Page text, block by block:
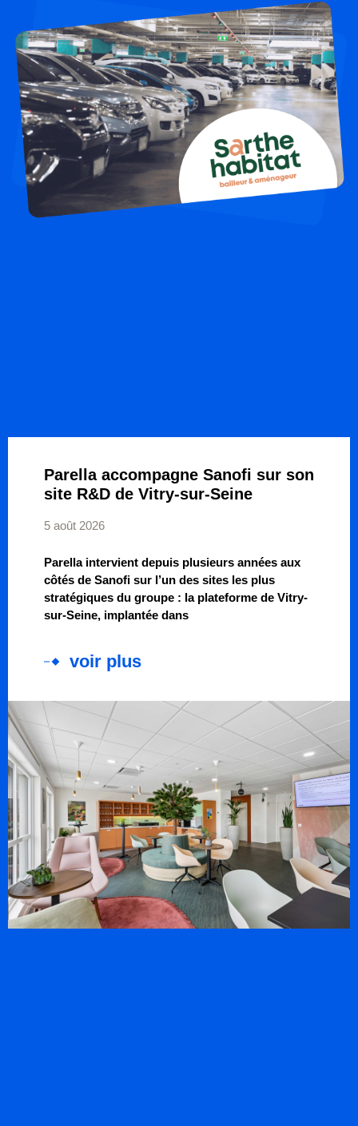
Parella accompagne Sanofi sur son
site R&D de Vitry-sur-Seine
5 août 2026
Parella intervient depuis plusieurs années aux
côtés de Sanofi sur l’un des sites les plus
stratégiques du groupe : la plateforme de Vitry-
sur-Seine, implantée dans
voir plus